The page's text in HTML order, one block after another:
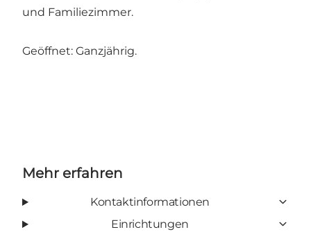
und Familiezimmer.
Geöffnet: Ganzjährig.
Mehr erfahren
Kontaktinformationen
Einrichtungen